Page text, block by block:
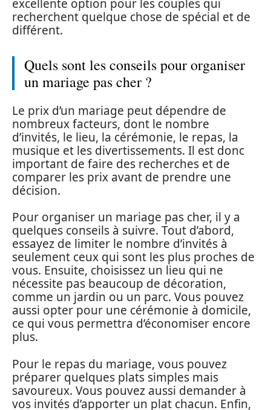
excellente option pour les couples qui
recherchent quelque chose de spécial et de
différent.
Quels sont les conseils pour organiser
un mariage pas cher ?
Le prix d’un mariage peut dépendre de
nombreux facteurs, dont le nombre
d’invités, le lieu, la cérémonie, le repas, la
musique et les divertissements. Il est donc
important de faire des recherches et de
comparer les prix avant de prendre une
décision.
Pour organiser un mariage pas cher, il y a
quelques conseils à suivre. Tout d’abord,
essayez de limiter le nombre d’invités à
seulement ceux qui sont les plus proches de
vous. Ensuite, choisissez un lieu qui ne
nécessite pas beaucoup de décoration,
comme un jardin ou un parc. Vous pouvez
aussi opter pour une cérémonie à domicile,
ce qui vous permettra d’économiser encore
plus.
Pour le repas du mariage, vous pouvez
préparer quelques plats simples mais
savoureux. Vous pouvez aussi demander à
vos invités d’apporter un plat chacun. Enfin,